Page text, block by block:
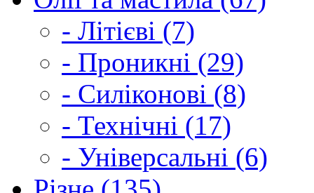
- Літієві (7)
- Проникні (29)
- Силіконові (8)
- Технічні (17)
- Універсальні (6)